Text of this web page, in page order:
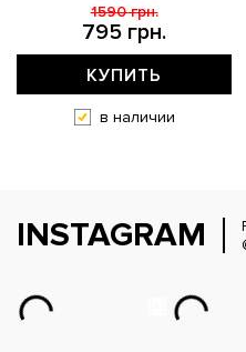
795 грн.
1590 грн.
КУПИТЬ
в наличии
INSTAGRAM